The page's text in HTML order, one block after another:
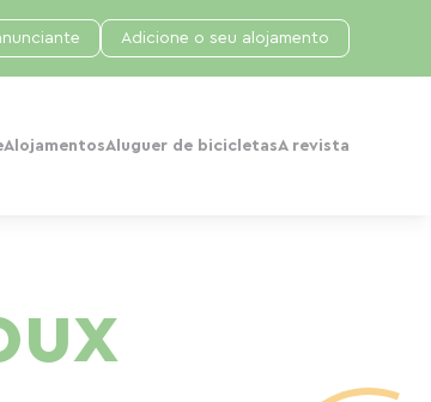
AlojamentosAluguer de bicicletasA revista
Adicione o seu alojamento